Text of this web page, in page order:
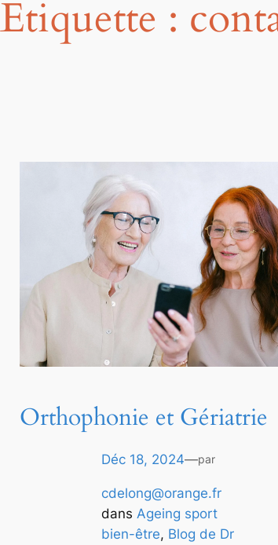
Étiquette :
Orthophonie et Gériatrie
Déc 18, 2024—par
cdelong@orange.fr
dans Ageing sport
bien-être, Blog de Dr